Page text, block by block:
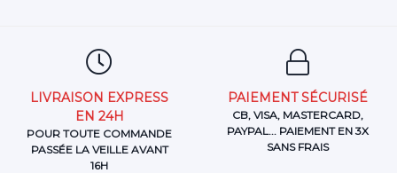
LIVRAISON EXPRESS
EN 24H
POUR TOUTE COMMANDE
PASSÉE LA VEILLE AVANT
16H
PAIEMENT SÉCURISÉ
CB, VISA, MASTERCARD,
PAYPAL... PAIEMENT EN 3X
SANS FRAIS